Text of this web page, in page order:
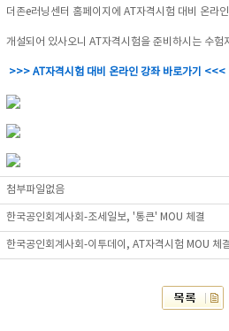
더존e러닝센터 홈페이지에 AT자격시험 대비 온라
개설되어 있사오니 AT자격시험을 준비하시는 수험
>>> AT자격시험 대비 온라인 강좌 바로가기 <<<
첨부파일없음
한국공인회계사회-조세일보, '통큰' MOU 체결
한국공인회계사회-이투데이, AT자격시험 MOU 체결